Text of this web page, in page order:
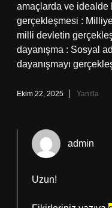
amaçlarda ve idealde
gerçekleşmesi :
milli devletin
dayanışma : Sosyal
dayanışmayı
Ekim 22, 2025 Yanıtla
admin
Uzun!